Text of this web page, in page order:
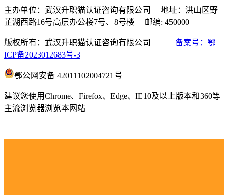
主办单位：武汉升职猫认证咨询有限公司 地址：洪山区野
芷湖西路16号高层办公楼7号、8号楼 邮编: 450000
版权所有：武汉升职猫认证咨询有限公司 备案号：鄂
ICP备2023012683号-3
鄂公网安备 42011102004721号
建议您使用Chrome、Firefox、Edge、IE10及以上版本和360等
主流浏览器浏览本网站